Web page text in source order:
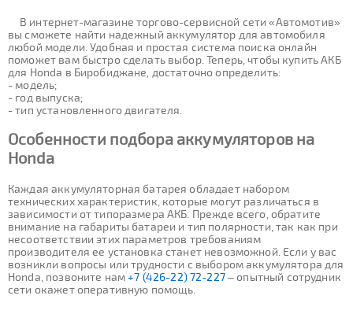
В интернет-магазине торгово-сервисной сети «Автомотив»
вы сможете найти надежный аккумулятор для автомобиля
любой модели. Удобная и простая система поиска онлайн
поможет вам быстро сделать выбор. Теперь, чтобы купить АКБ
для Honda в Биробиджане, достаточно определить:
- модель;
- год выпуска;
- тип установленного двигателя.
Особенности подбора аккумуляторов на
Honda
Каждая аккумуляторная батарея обладает набором
технических характеристик, которые могут различаться в
зависимости от типоразмера АКБ. Прежде всего, обратите
внимание на габариты батареи и тип полярности, так как при
несоответствии этих параметров требованиям
производителя ее установка станет невозможной. Если у вас
возникли вопросы или трудности с выбором аккумулятора для
Honda, позвоните нам+7 (426-22) 72-227– опытный сотрудник
сети окажет оперативную помощь.